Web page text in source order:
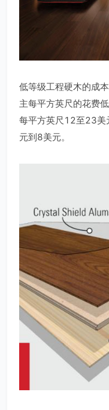
低等级工程硬木的成
主每平方英尺的花费
每平方英尺 12至23美
元到8美元。